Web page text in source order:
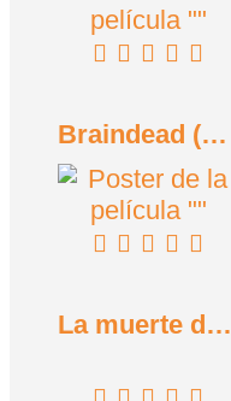
Braindead (Tu madre se ha comido a mi perro) (1992)
La muerte de vacaciones (1934)